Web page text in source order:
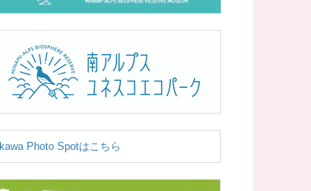
Ikawa Photo Spotはこちら